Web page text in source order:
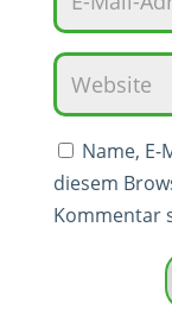
Name, E-
diesem
Kommentar